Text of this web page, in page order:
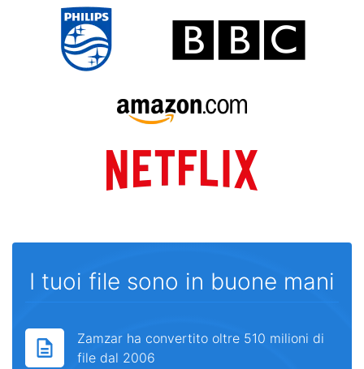
I tuoi file sono in buone mani
Zamzar ha convertito oltre 510 milioni di
file dal 2006